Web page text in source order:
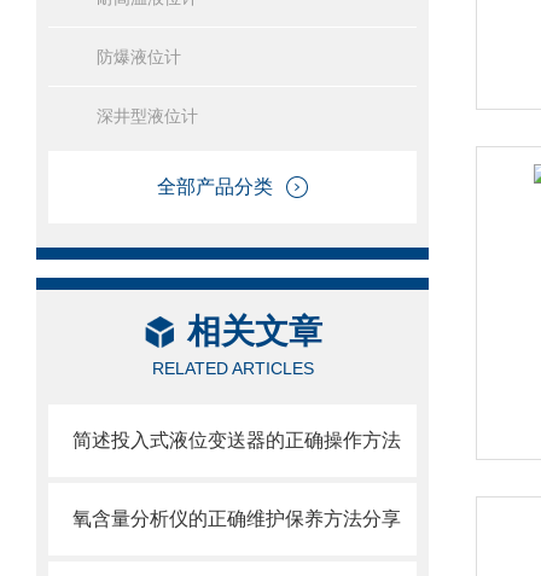
防爆液位计
深井型液位计
全部产品分类
相关文章
RELATED ARTICLES
简述投入式液位变送器的正确操作方法
氧含量分析仪的正确维护保养方法分享